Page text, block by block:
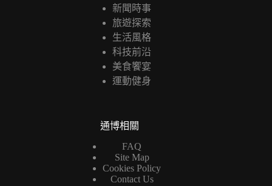
新聞時事
旅遊探索
生活風格
科技前沿
美食饗宴
運動健身
通博相關
FAQ
Site Map
Cookies Policy
Contact Us